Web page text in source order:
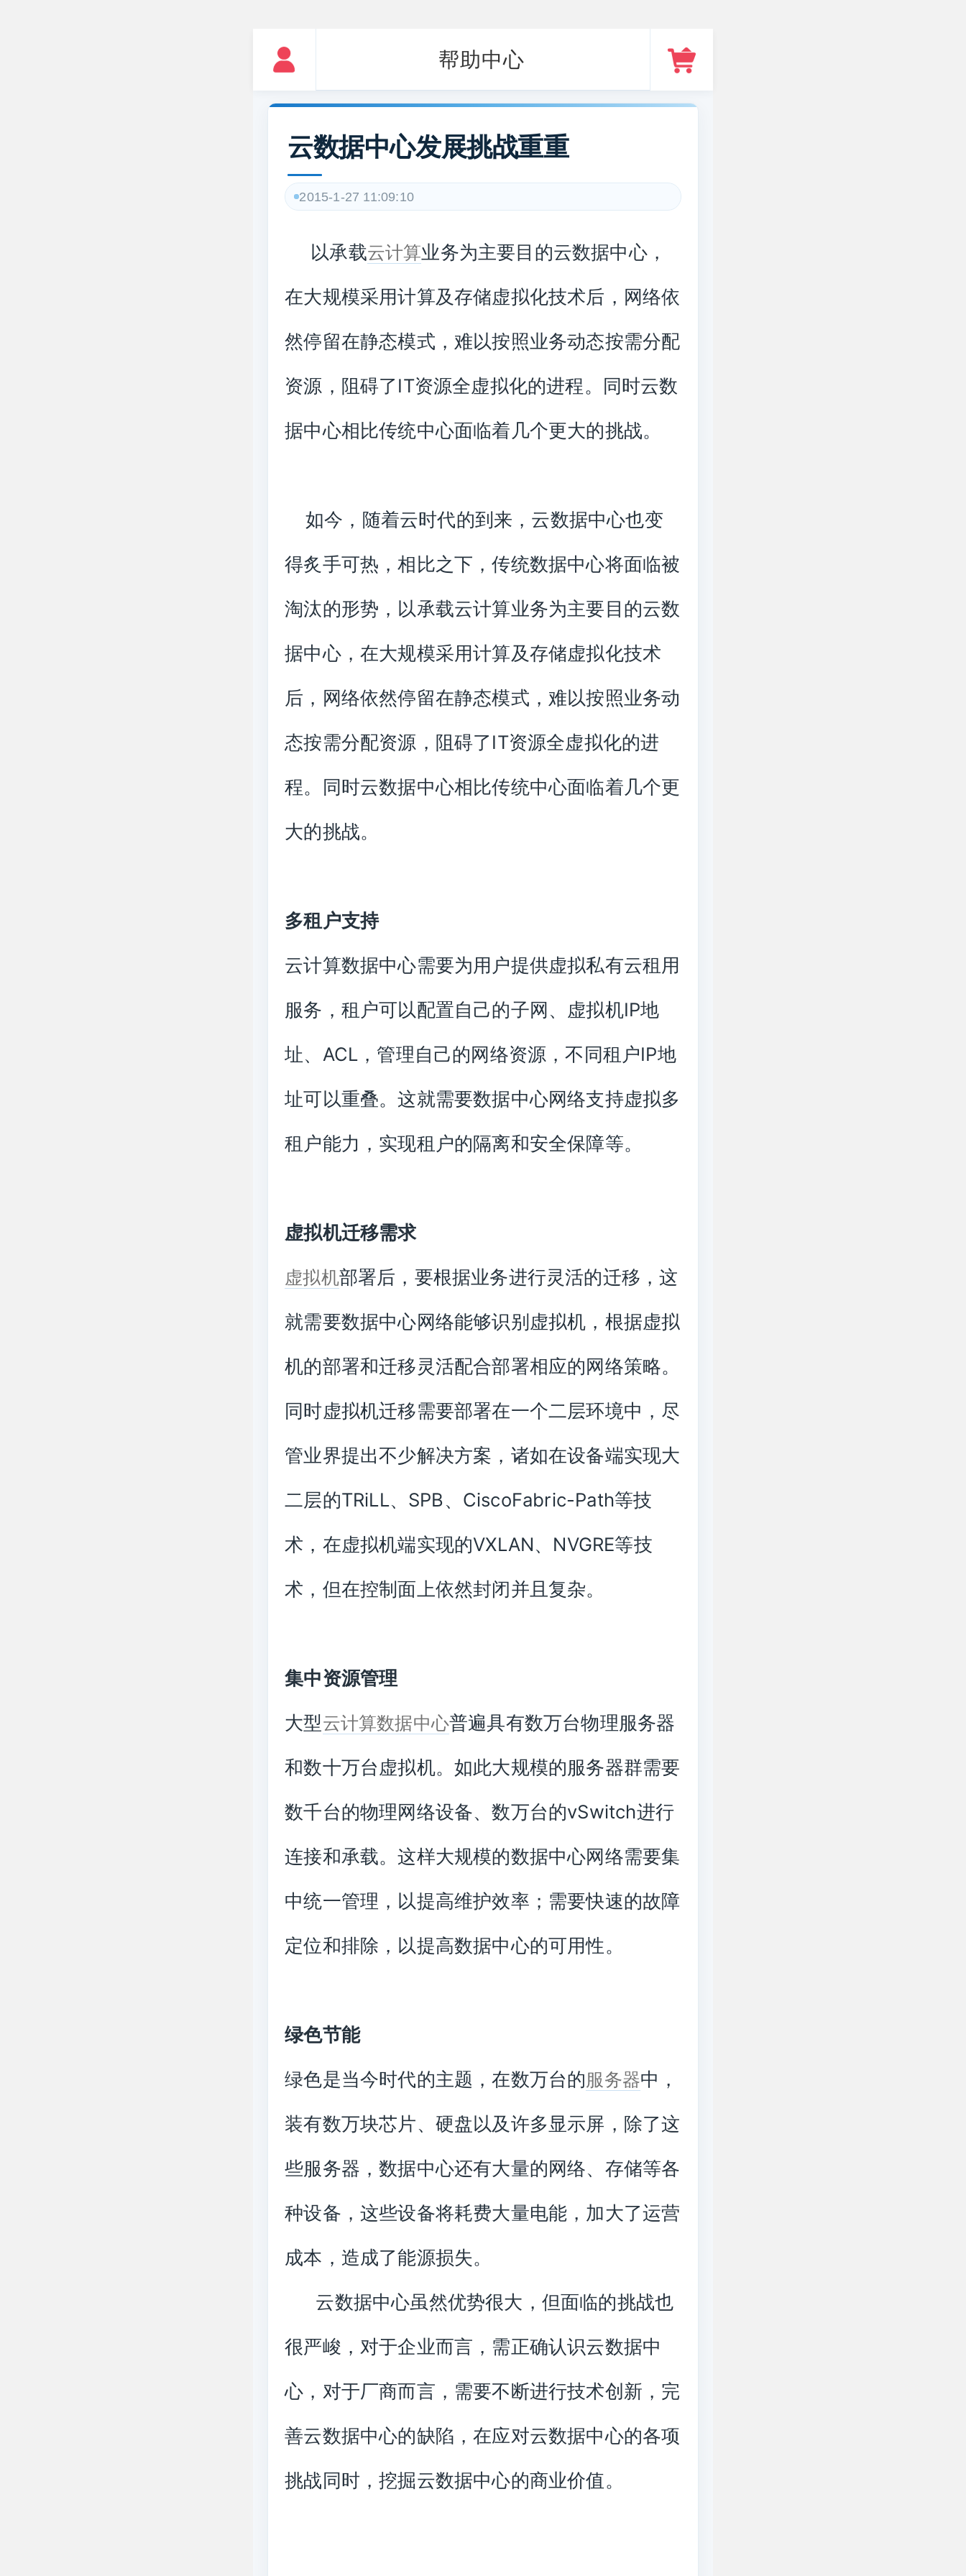
帮助中心
云数据中心发展挑战重重
2015-1-27 11:09:10
以承载云计算业务为主要目的云数据中心，
在大规模采用计算及存储虚拟化技术后，网络依
然停留在静态模式，难以按照业务动态按需分配
资源，阻碍了IT资源全虚拟化的进程。同时云数
据中心相比传统中心面临着几个更大的挑战。
如今，随着云时代的到来，云数据中心也变
得炙手可热，相比之下，传统数据中心将面临被
淘汰的形势，以承载云计算业务为主要目的云数
据中心，在大规模采用计算及存储虚拟化技术
后，网络依然停留在静态模式，难以按照业务动
态按需分配资源，阻碍了IT资源全虚拟化的进
程。同时云数据中心相比传统中心面临着几个更
大的挑战。
多租户支持
云计算数据中心需要为用户提供虚拟私有云租用
服务，租户可以配置自己的子网、虚拟机IP地
址、ACL，管理自己的网络资源，不同租户IP地
址可以重叠。这就需要数据中心网络支持虚拟多
租户能力，实现租户的隔离和安全保障等。
虚拟机迁移需求
虚拟机部署后，要根据业务进行灵活的迁移，这
就需要数据中心网络能够识别虚拟机，根据虚拟
机的部署和迁移灵活配合部署相应的网络策略。
同时虚拟机迁移需要部署在一个二层环境中，尽
管业界提出不少解决方案，诸如在设备端实现大
二层的TRiLL、SPB、CiscoFabric-Path等技
术，在虚拟机端实现的VXLAN、NVGRE等技
术，但在控制面上依然封闭并且复杂。
集中资源管理
大型云计算数据中心普遍具有数万台物理服务器
和数十万台虚拟机。如此大规模的服务器群需要
数千台的物理网络设备、数万台的vSwitch进行
连接和承载。这样大规模的数据中心网络需要集
中统一管理，以提高维护效率；需要快速的故障
定位和排除，以提高数据中心的可用性。
绿色节能
绿色是当今时代的主题，在数万台的服务器中，
装有数万块芯片、硬盘以及许多显示屏，除了这
些服务器，数据中心还有大量的网络、存储等各
种设备，这些设备将耗费大量电能，加大了运营
成本，造成了能源损失。
云数据中心虽然优势很大，但面临的挑战也
很严峻，对于企业而言，需正确认识云数据中
心，对于厂商而言，需要不断进行技术创新，完
善云数据中心的缺陷，在应对云数据中心的各项
挑战同时，挖掘云数据中心的商业价值。